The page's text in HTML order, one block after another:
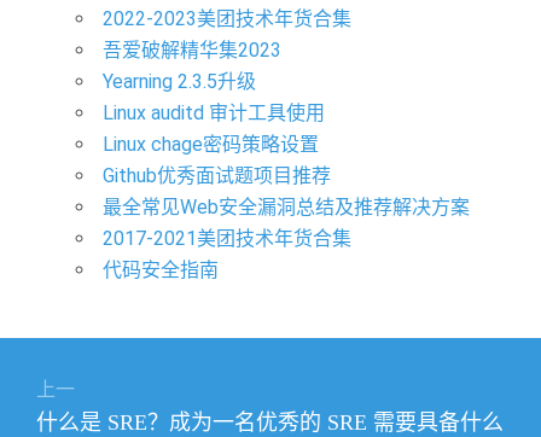
2022-2023美团技术年货合集
吾爱破解精华集2023
Yearning 2.3.5升级
Linux auditd 审计工具使用
Linux chage密码策略设置
Github优秀面试题项目推荐
最全常见Web安全漏洞总结及推荐解决方案
2017-2021美团技术年货合集
代码安全指南
上一
上
什么是 SRE？成为一名优秀的 SRE 需要具备什么